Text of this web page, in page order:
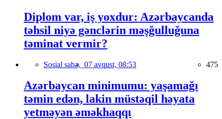
Diplom var, iş yoxdur: Azərbaycanda
təhsil niyə gənclərin məşğulluğuna
təminat vermir?
Sosial sahə, 07 avqust, 08:53 475
Azərbaycan minimumu: yaşamağı
təmin edən, lakin müstəqil həyata
yetməyən əməkhaqqı